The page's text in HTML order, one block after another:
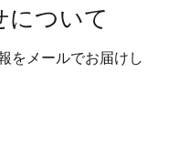
について
をメールでお届けし